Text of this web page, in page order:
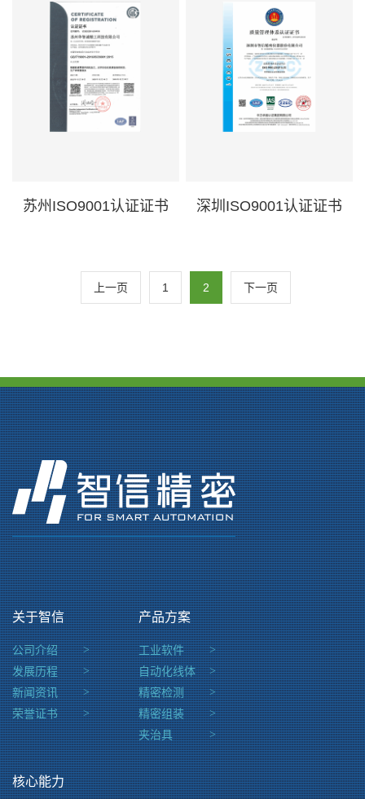
苏州ISO9001认证证书 深圳ISO9001认证证书
上一页 1 2 下一页
关于智信
公司介绍 >
发展历程 >
新闻资讯 >
荣誉证书 >
产品方案
工业软件 >
自动化线体 >
精密检测 >
精密组装 >
夹治具 >
核心能力